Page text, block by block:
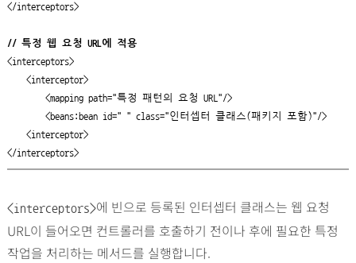
</interceptors>
// 특정 웹 요청 URL에 적용
<interceptors>
</interceptors>
<interceptors>에 빈으로 등록된 인터셉터 클래스는 웹 요청
URL이 들어오면 컨트롤러를 호출하기 전이나 후에 필요한 특정
작업을 처리하는 메서드를 실행합니다.